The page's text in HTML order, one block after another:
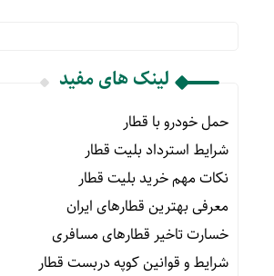
لینک های مفید
حمل خودرو با قطار
شرایط استرداد بلیت قطار
نکات مهم خرید بلیت قطار
معرفی بهترین قطارهای ایران
خسارت تاخیر قطارهای مسافری
شرایط و قوانین کوپه دربست قطار